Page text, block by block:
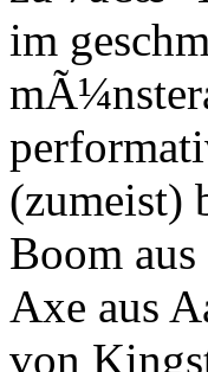
im
(zumeist)
Boom
Axe aus
von